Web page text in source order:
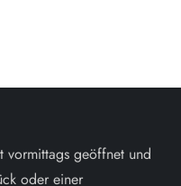
vormittags geöffnet und
oder einer